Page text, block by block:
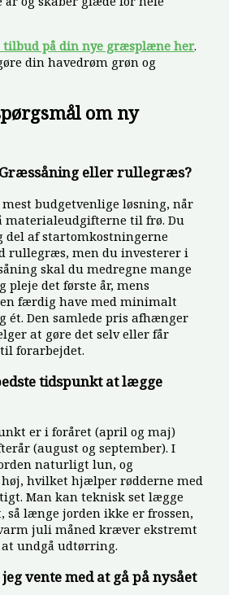
tilbud på din nye græsplæne her.
din havedrøm grøn og
om ny
eller rullegræs?
budgetvenlige løsning, når
materialeudgifterne til frø. Du
del af startomkostningerne
rullegræs, men du investerer i
skal du medregne mange
det første år, mens
færdig have med minimalt
ét. Den samlede pris afhænger
at gøre det selv eller får
forarbejdet.
tidspunkt at lægge
er i foråret (april og maj)
(august og september). I
naturligt lun, og
hvilket hjælper rødderne med
Man kan teknisk set lægge
længe jorden ikke er frossen,
juli måned kræver ekstremt
undgå udtørring.
vente med at gå på nysået